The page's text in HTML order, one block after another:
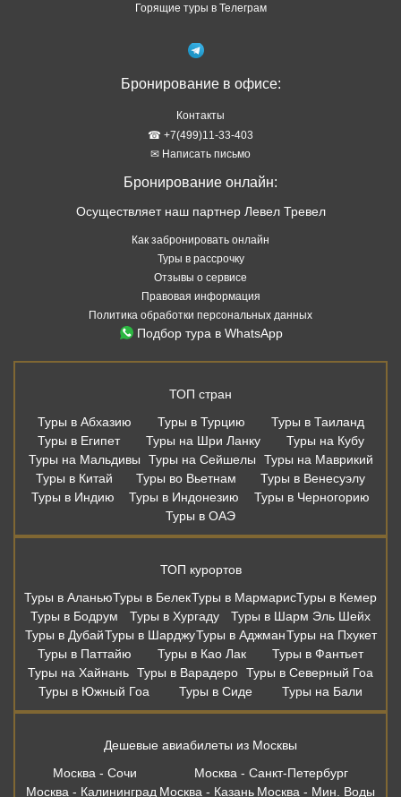
Горящие туры в Телеграм
Бронирование в офисе:
Контакты
☎ +7(499)11-33-403
✉ Написать письмо
Бронирование онлайн:
Осуществляет наш партнер Левел Тревел
Как забронировать онлайн
Туры в рассрочку
Отзывы о сервисе
Правовая информация
Политика обработки персональных данных
Подбор тура в WhatsApp
ТОП стран
Туры в Абхазию
Туры в Турцию
Туры в Таиланд
Туры в Египет
Туры на Шри Ланку
Туры на Кубу
Туры на Мальдивы
Туры на Сейшелы
Туры на Маврикий
Туры в Китай
Туры во Вьетнам
Туры в Венесуэлу
Туры в Индию
Туры в Индонезию
Туры в Черногорию
Туры в ОАЭ
ТОП курортов
Туры в АланьюТуры в БелекТуры в МармарисТуры в Кемер
Туры в Бодрум
Туры в Хургаду
Туры в Шарм Эль Шейх
Туры в ДубайТуры в ШарджуТуры в АджманТуры на Пхукет
Туры в Паттайю
Туры в Као Лак
Туры в Фантьет
Туры на Хайнань Туры в Варадеро Туры в Северный Гоа
Туры в Южный Гоа
Туры в Сиде Туры на Бали
Дешевые авиабилеты из Москвы
Москва - Сочи
Москва - Санкт-Петербург
Москва - Калининград Москва - Казань Москва - Мин. Воды